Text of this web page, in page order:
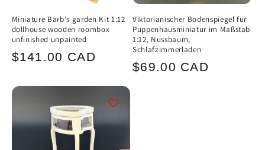
Miniature Barb's garden Kit 1:12
dollhouse wooden roombox
unfinished unpainted
Normaler
$141.00 CAD
Viktorianischer Bodenspiegel für
Puppenhausminiatur im Maßstab
1:12, Nussbaum,
Schlafzimmerladen
Normaler
$69.00 CAD